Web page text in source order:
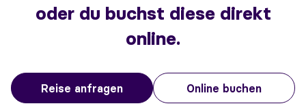
oder du buchst diese direkt
online.
Reise anfragen Online buchen